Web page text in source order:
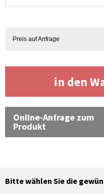
Preis auf Anfrage
in den
Online-Anfrage zum
Produkt
Bitte wählen Sie die